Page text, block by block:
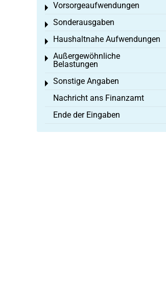
Vorsorgeaufwendungen
Toggle menu
Sonderausgaben
Toggle menu
Haushaltnahe Aufwendungen
Toggle menu
Außergewöhnliche
Belastungen
Toggle menu
Sonstige Angaben
Toggle menu
Nachricht ans Finanzamt
Ende der Eingaben